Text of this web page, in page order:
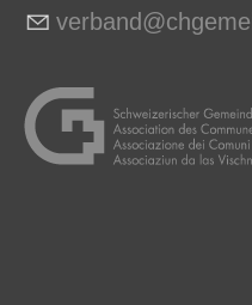
v rb nd chg m